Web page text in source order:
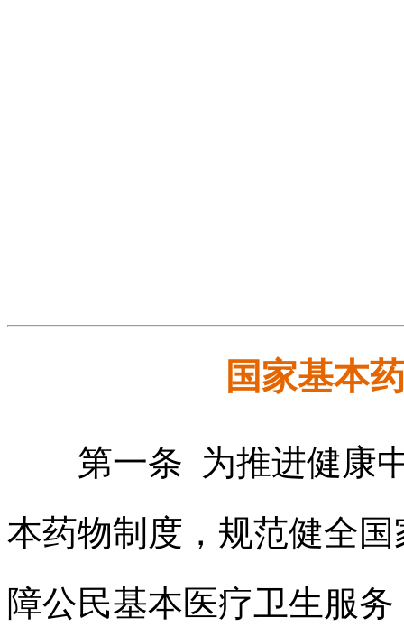
国家基本
第一条 为推进健康中
本药物制度，规范健全
障公民基本医疗卫生服